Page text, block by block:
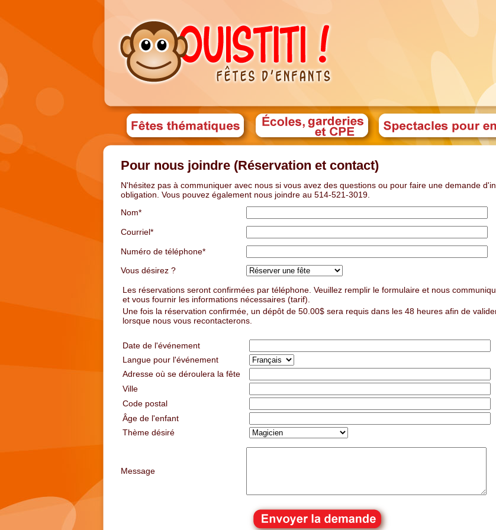
Pour nous joindre (Réservation et contact)
N'hésitez pas à communiquer avec nous si vous avez des questions ou pour faire une demande
obligation. Vous pouvez également nous joindre au 514-521-3019.
Nom*
Courriel*
Numéro de téléphone*
Vous désirez ?
Les réservations seront confirmées par téléphone. Veuillez remplir le formulaire et nous
et vous fournir les informations nécessaires (tarif).
Une fois la réservation confirmée, un dépôt de 50.00$ sera requis dans les 48 heures afin de
lorsque nous vous recontacterons.
Date de l'événement
Langue pour l'événement
Adresse où se déroulera la fête
Ville
Code postal
Âge de l'enfant
Thème désiré
Message